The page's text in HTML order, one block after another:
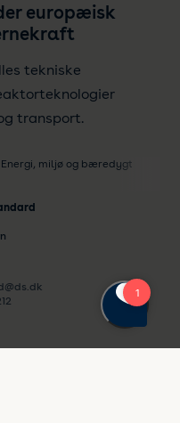
europæisk
tekniske
transport.
Energi, miljø og bæredygtighed